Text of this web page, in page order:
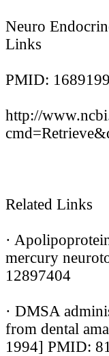
Neuro
Links
PMID:
http://
Related Links
·
mercury
12897404
· DMSA
from dental
1994] PMID: